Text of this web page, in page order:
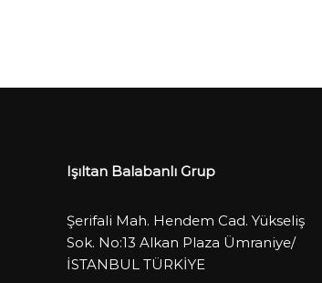
Işıltan Balabanlı Grup
Şerifali Mah. Hendem Cad. Yükseliş
Sok. No:13 Alkan Plaza Ümraniye/
İSTANBUL TÜRKİYE